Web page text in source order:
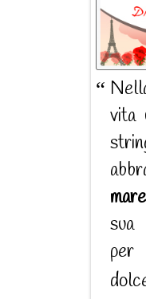
vita
mare
sua
per